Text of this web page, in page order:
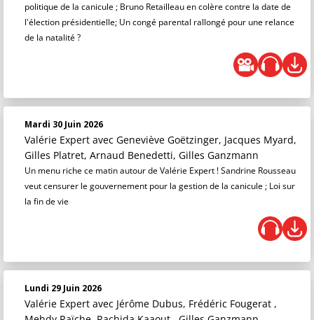
politique de la canicule ; Bruno Retailleau en colère contre la date de
l'élection présidentielle; Un congé parental rallongé pour une relance
de la natalité ?
Mardi 30 Juin 2026
Valérie Expert avec Geneviève Goëtzinger, Jacques Myard,
Gilles Platret, Arnaud Benedetti, Gilles Ganzmann
Un menu riche ce matin autour de Valérie Expert ! Sandrine Rousseau
veut censurer le gouvernement pour la gestion de la canicule ; Loi sur
la fin de vie
Lundi 29 Juin 2026
Valérie Expert avec Jérôme Dubus, Frédéric Fougerat ,